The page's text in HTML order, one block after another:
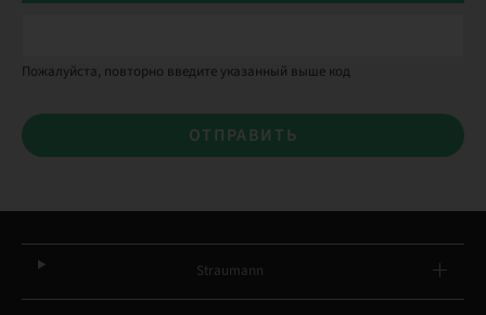
Пожалуйста, повторно введите указанный выше код
ОТПРАВИТЬ
Straumann